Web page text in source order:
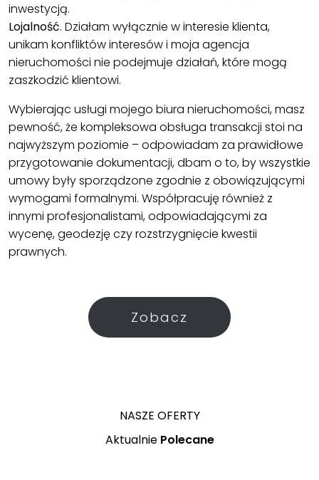
inwestycją.
Lojalność. Działam wyłącznie w interesie klienta,
unikam konfliktów interesów i moja agencja
nieruchomości nie podejmuje działań, które mogą
zaszkodzić klientowi.
Wybierając usługi mojego biura nieruchomości, masz
pewność, że kompleksowa obsługa transakcji stoi na
najwyższym poziomie – odpowiadam za prawidłowe
przygotowanie dokumentacji, dbam o to, by wszystkie
umowy były sporządzone zgodnie z obowiązującymi
wymogami formalnymi. Współpracuję również z
innymi profesjonalistami, odpowiadającymi za
wycenę, geodezję czy rozstrzygnięcie kwestii
prawnych.
Zobacz
NASZE OFERTY
Aktualnie Polecane